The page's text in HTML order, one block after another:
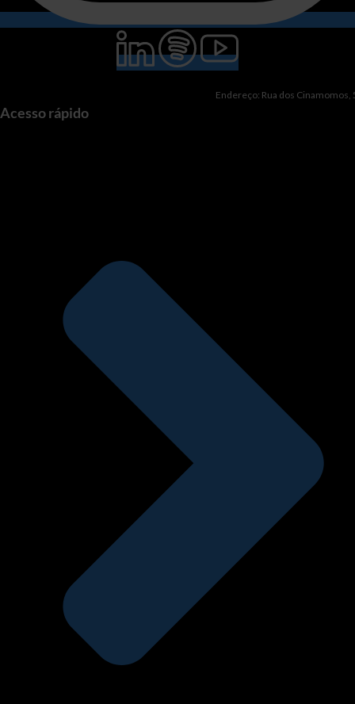
Endereço: Rua dos Cinamomos,
Acesso rápido